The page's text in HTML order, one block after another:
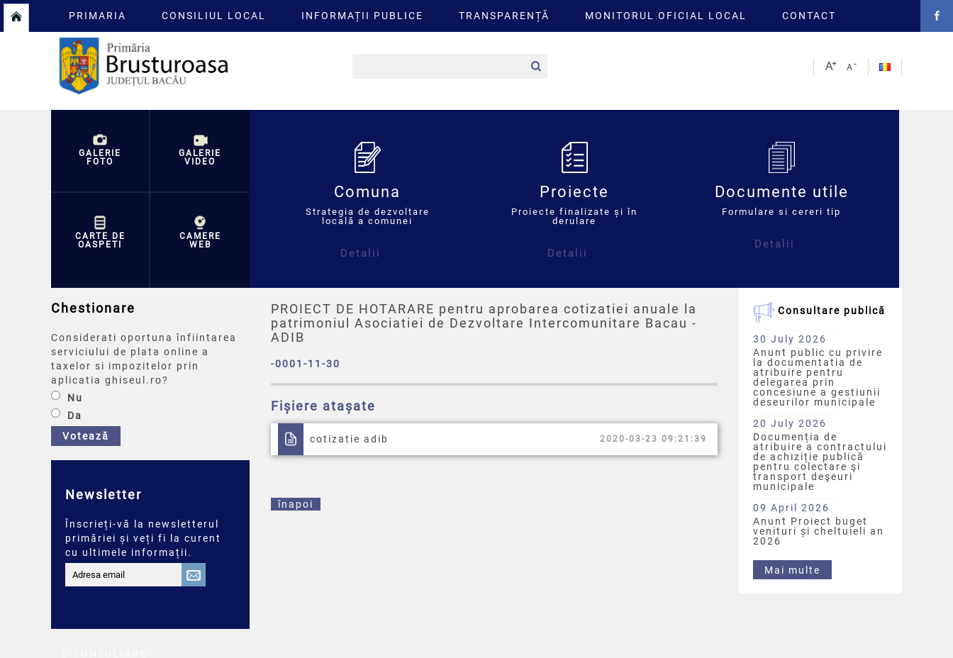
PRIMARIA CONSILIUL LOCAL INFORMAȚII PUBLICE TRANSPARENȚĂ MONITORUL OFICIAL LOCAL CONTACT
GALERIE
FOTO
GALERIE
VIDEO
CARTE DE
OASPETI
CAMERE
WEB
Comuna
Strategia de dezvoltare
locală a comunei
Detalii
Proiecte
Proiecte finalizate și în
derulare
Detalii
Documente utile
Formulare si cereri tip
Detalii
PROIECT DE HOTARARE pentru aprobarea cotizatiei anuale la
patrimoniul Asociatiei de Dezvoltare Intercomunitare Bacau -
ADIB
-0001-11-30
Fișiere atașate
cotizatie adib 2020-03-23 09:21:39
înapoi
Consultare publică
30 July 2026
Anunt public cu privire
la documentatia de
atribuire pentru
delegarea prin
concesiune a gestiunii
deseurilor municipale
20 July 2026
Documenția de
atribuire a contractului
de achiziție publică
pentru colectare şi
transport deşeuri
municipale
09 April 2026
Anunt Proiect buget
venituri și cheltuieli an
2026
Mai multe
Chestionare
Considerati oportuna înfiintarea
serviciului de plata online a
taxelor si impozitelor prin
aplicatia ghiseul.ro?
Nu
Da
Votează
Newsletter
Înscrieți-vă la newsletterul
primăriei și veți fi la curent
cu ultimele informații.